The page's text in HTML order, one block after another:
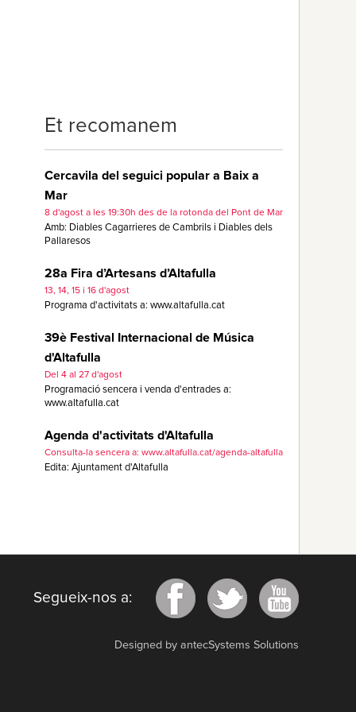
Et recomanem
Cercavila del seguici popular a Baix a
Mar
8 d'agost a les 19:30h des de la rotonda del Pont de Mar
Amb: Diables Cagarrieres de Cambrils i Diables dels
Pallaresos
28a Fira d’Artesans d’Altafulla
13, 14, 15 i 16 d'agost
Programa d'activitats a: www.altafulla.cat
39è Festival Internacional de Música
d'Altafulla
Del 4 al 27 d'agost
Programació sencera i venda d'entrades a:
www.altafulla.cat
Agenda d'activitats d'Altafulla
Consulta-la sencera a: www.altafulla.cat/agenda-altafulla
Edita: Ajuntament d'Altafulla
Segueix-nos a:
Designed by antecSystems Solutions